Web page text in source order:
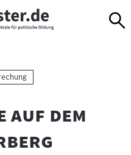
auf dem
"